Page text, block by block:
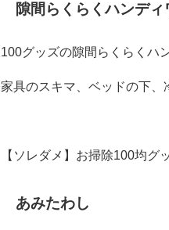
隙間らくらくハンディ
100グッズの隙間らくらくハ
家具のスキマ、ベッドの下、
【ソレダメ】お掃除100均グ
あみたわし